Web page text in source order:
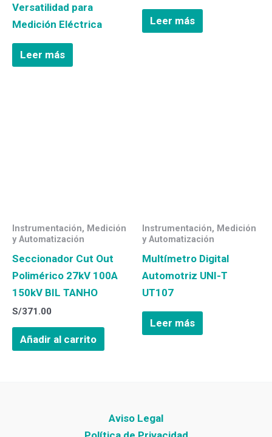
Versatilidad para
Medición Eléctrica
Leer más
Leer más
Instrumentación, Medición
y Automatización
Seccionador Cut Out
Polimérico 27kV 100A
150kV BIL TANHO
S/371.00
Añadir al carrito
Instrumentación, Medición
y Automatización
Multímetro Digital
Automotriz UNI-T
UT107
Leer más
Aviso Legal